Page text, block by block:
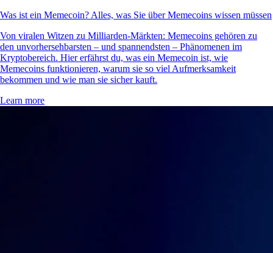
Was ist ein Memecoin? Alles, was Sie über Memecoins wissen müssen
Von viralen Witzen zu Milliarden-Märkten: Memecoins gehören zu
den unvorhersehbarsten – und spannendsten – Phänomenen im
Kryptobereich. Hier erfährst du, was ein Memecoin ist, wie
Memecoins funktionieren, warum sie so viel Aufmerksamkeit
bekommen und wie man sie sicher kauft.
Learn more